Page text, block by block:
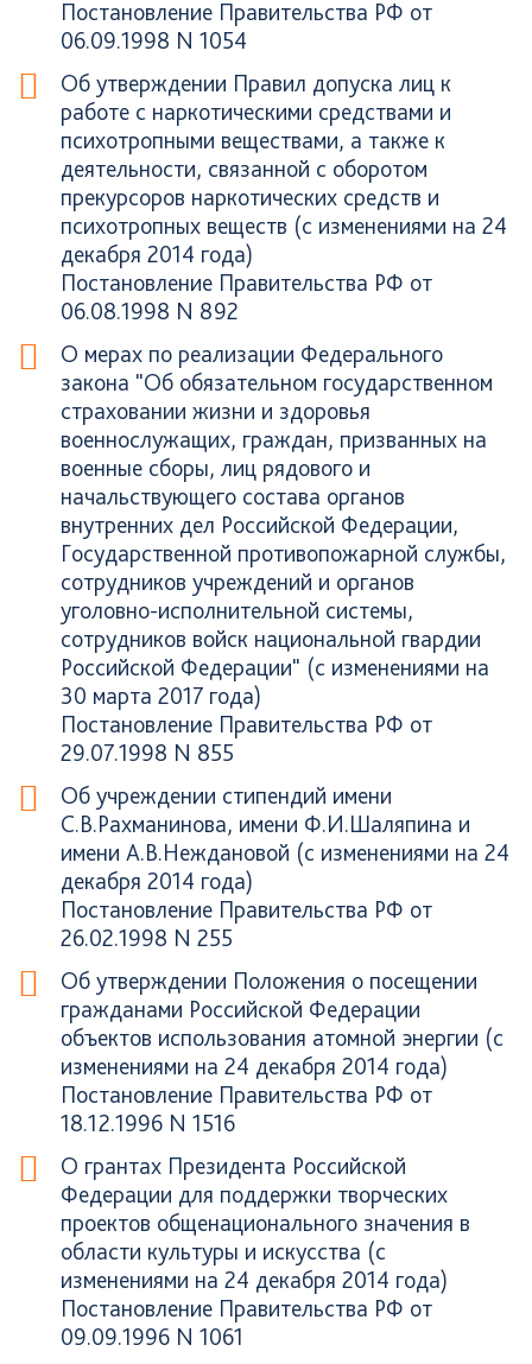
Постановление Правительства РФ от
06.09.1998 N 1054
Об утверждении Правил допуска лиц к
работе с наркотическими средствами и
психотропными веществами, а также к
деятельности, связанной с оборотом
прекурсоров наркотических средств и
психотропных веществ (с изменениями на 24
декабря 2014 года)
Постановление Правительства РФ от
06.08.1998 N 892
О мерах по реализации Федерального
закона "Об обязательном государственном
страховании жизни и здоровья
военнослужащих, граждан, призванных на
военные сборы, лиц рядового и
начальствующего состава органов
внутренних дел Российской Федерации,
Государственной противопожарной службы,
сотрудников учреждений и органов
уголовно-исполнительной системы,
сотрудников войск национальной гвардии
Российской Федерации" (с изменениями на
30 марта 2017 года)
Постановление Правительства РФ от
29.07.1998 N 855
Об учреждении стипендий имени
С.В.Рахманинова, имени Ф.И.Шаляпина и
имени А.В.Неждановой (с изменениями на 24
декабря 2014 года)
Постановление Правительства РФ от
26.02.1998 N 255
Об утверждении Положения о посещении
гражданами Российской Федерации
объектов использования атомной энергии (с
изменениями на 24 декабря 2014 года)
Постановление Правительства РФ от
18.12.1996 N 1516
О грантах Президента Российской
Федерации для поддержки творческих
проектов общенационального значения в
области культуры и искусства (с
изменениями на 24 декабря 2014 года)
Постановление Правительства РФ от
09.09.1996 N 1061